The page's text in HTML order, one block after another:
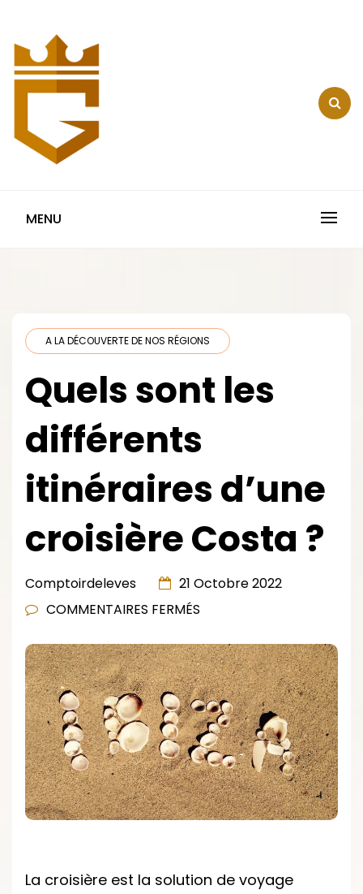
content
L' EVESQUE :
RESTAURANT ET
MENU
A LA DÉCOUVERTE DE NOS RÉGIONS
Quels sont les
différents
itinéraires d’une
croisière Costa ?
Comptoirdeleves
21 Octobre 2022
COMMENTAIRES FERMÉS
SONT
LES
DIFFÉRENTS
ITINÉRAIRES
D’UNE
CROISIÈRE
COSTA
?
La croisière est la solution de voyage